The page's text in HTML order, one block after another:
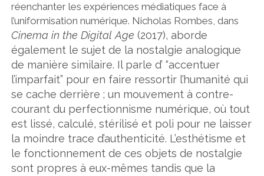
réenchanter les expériences médiatiques face à
l’uniformisation numérique. Nicholas Rombes, dans
Cinema in the Digital Age (2017), aborde
également le sujet de la nostalgie analogique
de manière similaire. Il parle d’ “accentuer
l’imparfait” pour en faire ressortir l’humanité qui
se cache derrière ; un mouvement à contre-
courant du perfectionnisme numérique, où tout
est lissé, calculé, stérilisé et poli pour ne laisser
la moindre trace d’authenticité. L’esthétisme et
le fonctionnement de ces objets de nostalgie
sont propres à eux-mêmes tandis que la